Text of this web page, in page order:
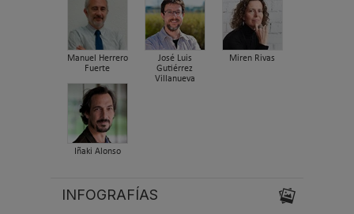
Manuel Herrero
Fuerte
José Luis
Gutiérrez
Villanueva
Miren Rivas
Iñaki Alonso
INFOGRAFÍAS